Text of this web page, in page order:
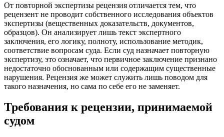
От повторной экспертизы рецензия отличается тем, что
рецензент не проводит собственного исследования объектов
экспертизы (вещественных доказательств, документов,
образцов). Он анализирует лишь текст экспертного
заключения, его логику, полноту, использование методик,
соответствие вопросам суда. Если суд назначает повторную
экспертизу, это означает, что первичное заключение признано
недостаточно обоснованным или содержащим существенные
нарушения. Рецензия же может служить лишь поводом для
такого назначения, но сама по себе его не заменяет.
Требования к рецензии, принимаемой
судом